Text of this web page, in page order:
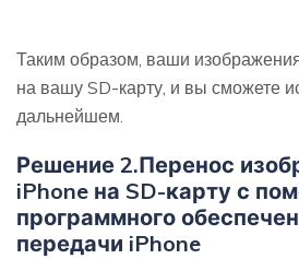
Таким образом, ваши
на вашу SD-карту, и вы сможете
дальнейшем.
Решение 2.Перенос
iPhone на SD-карту с
программного
передачи iPhone